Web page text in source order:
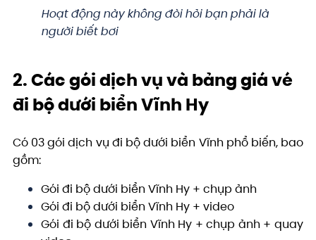
Hoạt động này không đòi hỏi bạn phải là
người biết bơi
2. Các gói dịch vụ và bảng giá vé
đi bộ dưới biển Vĩnh Hy
Có 03 gói dịch vụ đi bộ dưới biển Vĩnh phổ biến, bao
gồm:
Gói đi bộ dưới biển Vĩnh Hy + chụp ảnh
Gói đi bộ dưới biển Vĩnh Hy + video
Gói đi bộ dưới biển Vĩnh Hy + chụp ảnh + quay